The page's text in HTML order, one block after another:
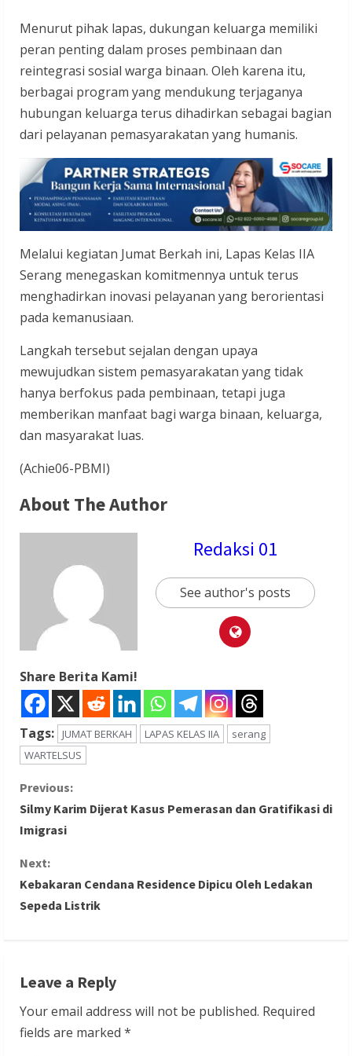
Menurut pihak lapas, dukungan keluarga memiliki
peran penting dalam proses pembinaan dan
reintegrasi sosial warga binaan. Oleh karena itu,
berbagai program yang mendukung terjaganya
hubungan keluarga terus dihadirkan sebagai bagian
dari pelayanan pemasyarakatan yang humanis.
Melalui kegiatan Jumat Berkah ini, Lapas Kelas IIA
Serang menegaskan komitmennya untuk terus
menghadirkan inovasi pelayanan yang berorientasi
pada kemanusiaan.
Langkah tersebut sejalan dengan upaya
mewujudkan sistem pemasyarakatan yang tidak
hanya berfokus pada pembinaan, tetapi juga
memberikan manfaat bagi warga binaan, keluarga,
dan masyarakat luas.
(Achie06-PBMI)
About The Author
Redaksi 01
See author's posts
Share Berita Kami!
Tags: JUMAT BERKAH LAPAS KELAS IIA
serang
WARTELSUS
C
o
n
t
u
e
Previous:
Silmy Karim Dijerat Kasus Pemerasan dan Gratifikasi di
Imigrasi
Next:
Kebakaran Cendana Residence Dipicu Oleh Ledakan
Sepeda Listrik
Leave a Reply
Your email address will not be published. Required
fields are marked *